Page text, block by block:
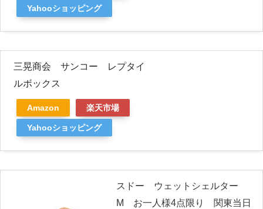
Yahooショッピング
三晃商会 サンコー レプタイ
ルボックス
Amazon 楽天市場
Yahooショッピング
スドー ウェットシェルター
M お一人様4点限り 関東当日